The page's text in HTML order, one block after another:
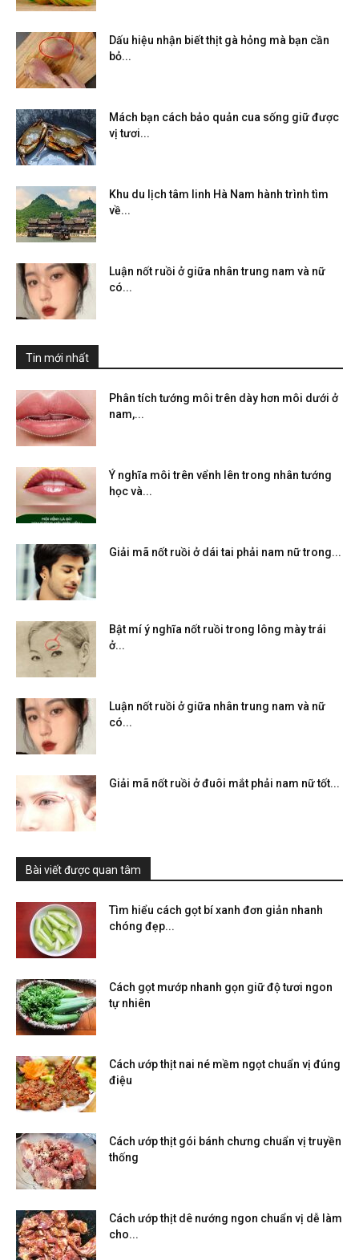
Dấu hiệu nhận biết thịt gà hỏng mà bạn cần
bỏ...
Mách bạn cách bảo quản cua sống giữ được
vị tươi...
Khu du lịch tâm linh Hà Nam hành trình tìm
về...
Luận nốt ruồi ở giữa nhân trung nam và nữ
có...
Tin mới nhất
Phân tích tướng môi trên dày hơn môi dưới ở
nam,...
Ý nghĩa môi trên vểnh lên trong nhân tướng
học và...
Giải mã nốt ruồi ở dái tai phải nam nữ trong...
Bật mí ý nghĩa nốt ruồi trong lông mày trái
ở...
Luận nốt ruồi ở giữa nhân trung nam và nữ
có...
Giải mã nốt ruồi ở đuôi mắt phải nam nữ tốt...
Bài viết được quan tâm
Tìm hiểu cách gọt bí xanh đơn giản nhanh
chóng đẹp...
Cách gọt mướp nhanh gọn giữ độ tươi ngon
tự nhiên
Cách ướp thịt nai né mềm ngọt chuẩn vị đúng
điệu
Cách ướp thịt gói bánh chưng chuẩn vị truyền
thống
Cách ướp thịt dê nướng ngon chuẩn vị dễ làm
cho...